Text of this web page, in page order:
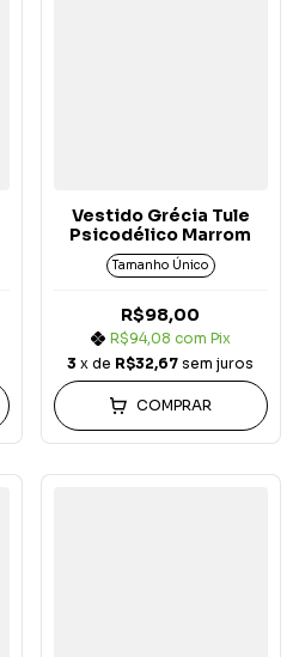
Vestido Grécia Tule
Psicodélico Marrom
Tamanho Único
R$98,00
R$94,08 com Pix
3 x de R$32,67 sem juros
COMPRAR